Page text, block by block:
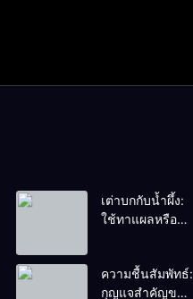
เต่าบกกับน้ำผึ้ง:
ใช้ทาแผลหรือ
ความชื้นสัมพัทธ์:
กุญแจสำคัญของ